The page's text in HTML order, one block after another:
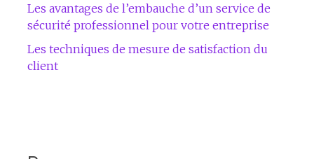
Les avantages de l’embauche d’un service de
sécurité professionnel pour votre entreprise
Les techniques de mesure de satisfaction du
client